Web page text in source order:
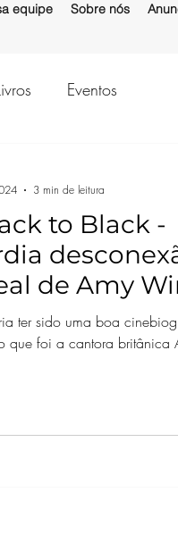
equipe Sobre nós
Eventos
to Black -
de Amy
contada no
ter sido uma boa
que foi a cantora britânica
3 min de leitura